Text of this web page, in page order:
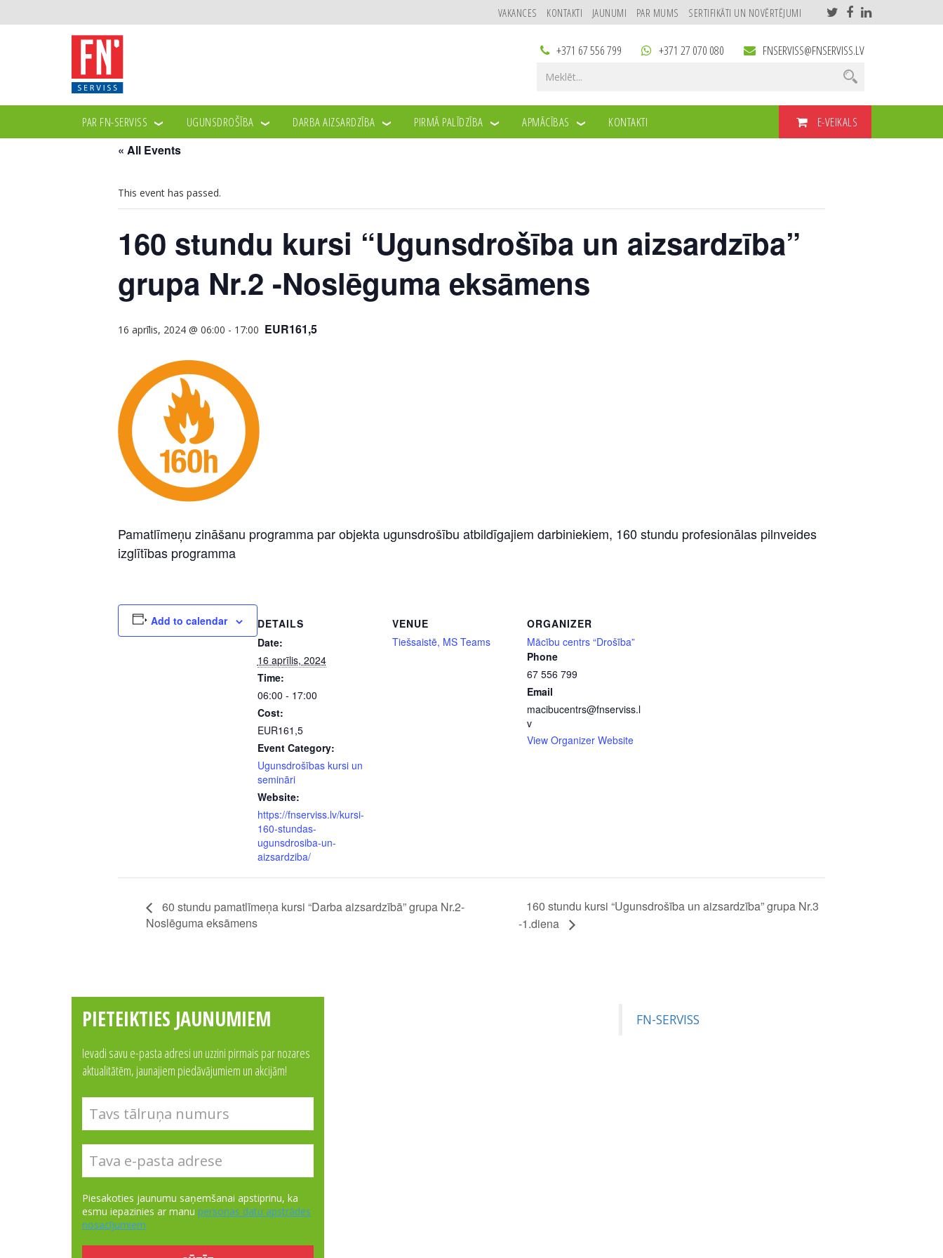
VAKANCES KONTAKTI JAUNUMI PAR MUMS SERTIFIKĀTI UN NOVĒRTĒJUMI
+371 67 556 799 +371 27 070 080 FNSERVISS@FNSERVISS.LV
PAR FN-SERVISS UGUNSDROŠĪBA DARBA AIZSARDZĪBA PIRMĀ PALĪDZĪBA APMĀCĪBAS KONTAKTI
E-VEIKALS
« All Events
This event has passed.
160 stundu kursi “Ugunsdrošība un aizsardzība”
grupa Nr.2 -Noslēguma eksāmens
16 aprīlis, 2024 @ 06:00 - 17:00 EUR161,5
Pamatlīmeņu zināšanu programma par objekta ugunsdrošību atbildīgajiem darbiniekiem, 160 stundu profesionālas pilnveides
izglītības programma
Add to calendar
DETAILS
Date:
16 aprīlis, 2024
Time:
06:00 - 17:00
Cost:
EUR161,5
Event Category:
Ugunsdrošības kursi un
semināri
Website:
https://fnserviss.lv/kursi-
160-stundas-
ugunsdrosiba-un-
aizsardziba/
VENUE
Tiešsaistē, MS Teams
ORGANIZER
Mācību centrs “Drošība”
Phone
67 556 799
Email
macibucentrs@fnserviss.l
v
View Organizer Website
60 stundu pamatlīmeņa kursi “Darba aizsardzībā” grupa Nr.2-
Noslēguma eksāmens
160 stundu kursi “Ugunsdrošība un aizsardzība” grupa Nr.3
-1.diena
PIETEIKTIES JAUNUMIEM
Ievadi savu e-pasta adresi un uzzini pirmais par nozares
aktualitātēm, jaunajiem piedāvājumiem un akcijām!
Piesakoties jaunumu saņemšanai apstiprinu, ka
esmu iepazinies ar manu personas datu apstrādes
nosacījumiem
FN-SERVISS